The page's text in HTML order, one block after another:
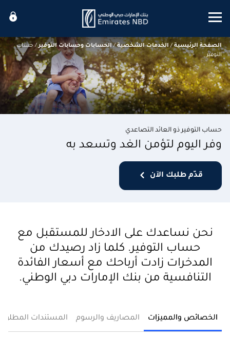
Mobile menu
الصفحة الرئيسية/ الخدمات الشخصية/الحسابات وحسابات التوفير/حساب
التوفير
حساب التوفير ذو العائد التصاعدي
وفر اليوم لتؤمن الغد وتسعد به
قدّم طلبك الآن
نحن نساعدك على الادخار للمستقبل مع
حساب التوفير. كلما زاد رصيدك من
المدخرات زادت أرباحك مع أسعار الفائدة
التنافسية من بنك الإمارات دبي الوطني.
الخصائص والمميزات المصاريف والرسوم المستندات